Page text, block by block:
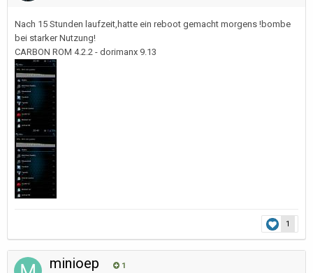
Nach 15 Stunden laufzeit,hatte ein reboot gemacht morgens !bombe
bei starker Nutzung!
CARBON ROM 4.2.2 - dorimanx 9.13
1
minioep 1